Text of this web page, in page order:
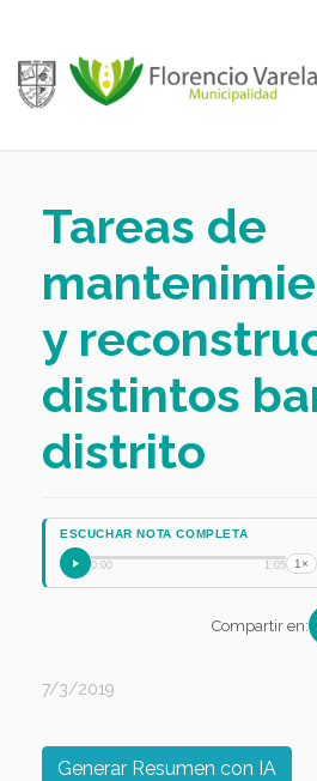
Tareas de
y
distintos
distrito
ESCUCHAR NOTA COMPLETA
0:00 1:05 1×
Compartir en:
7/3/2019
Generar Resumen con IA